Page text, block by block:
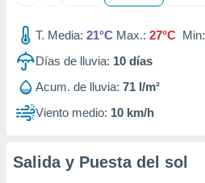
T. Media: 21°C Max.: 27°C Min:
Días de lluvia: 10 días
Acum. de lluvia: 71 l/m²
Viento medio: 10 km/h
Salida y Puesta del sol